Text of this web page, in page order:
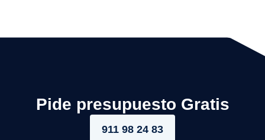
Pide presupuesto Gratis
911 98 24 83